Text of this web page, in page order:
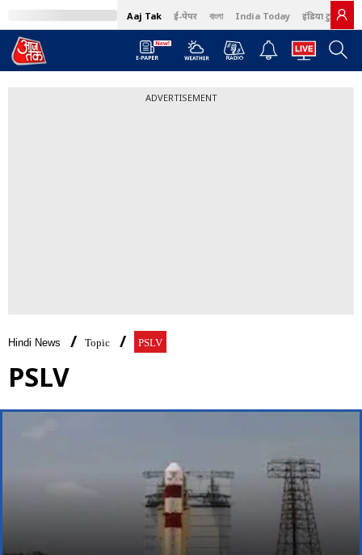
Aaj Tak ई-पेपर বাংলা India Today इंडिया टुडे हिंदी
ADVERTISEMENT
Hindi News Topic PSLV
PSLV